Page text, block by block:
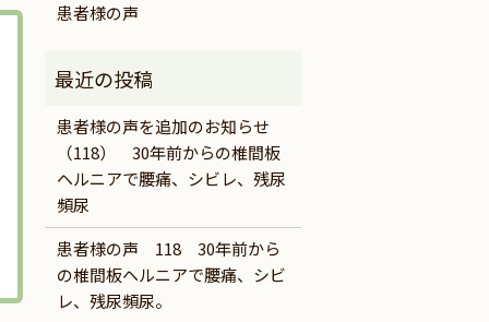
患者様の声
患者様の声を追加のお知らせ
（118） 30年前からの椎間板
ヘルニアで腰痛、シビレ、残尿
頻尿
患者様の声 118 30年前から
の椎間板ヘルニアで腰痛、シビ
レ、残尿頻尿。